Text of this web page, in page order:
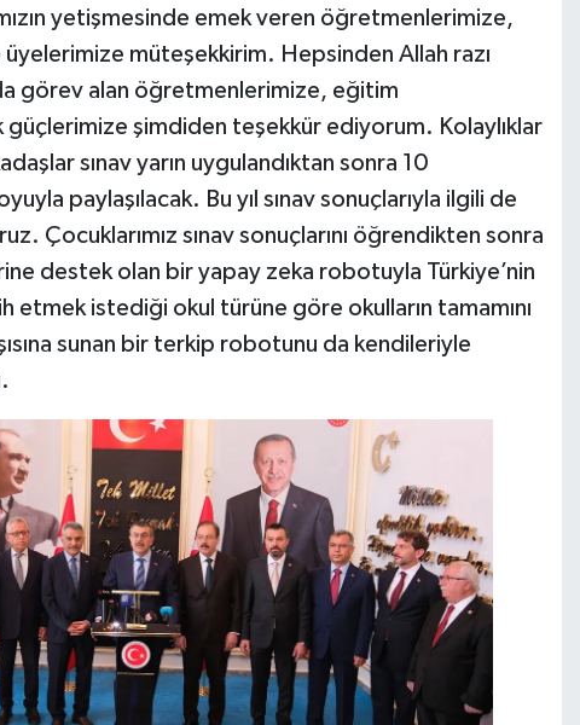
yetişmesinde emek veren öğretmenlerimize,
müteşekkirim. Hepsinden Allah razı
görev alan öğretmenlerimize, eğitim
şimdiden teşekkür ediyorum. Kolaylıklar
sınav yarın uygulandıktan sonra 10
paylaşılacak. Bu yıl sınav sonuçlarıyla ilgili de
Çocuklarımız sınav sonuçlarını öğrendikten sonra
destek olan bir yapay zeka robotuyla Türkiye’nin
etmek istediği okul türüne göre okulların tamamını
sunan bir terkip robotunu da kendileriyle